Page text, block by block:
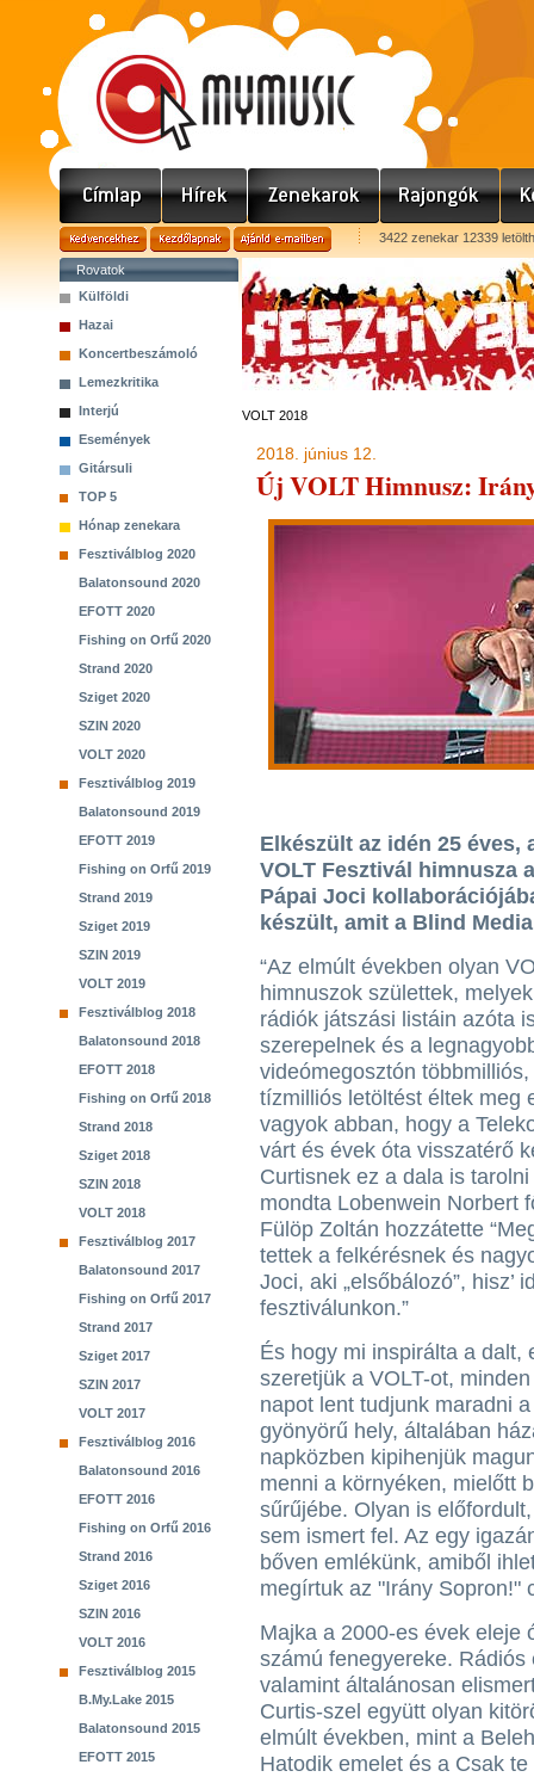
3422 zenekar 12339
Rovatok
Külföldi
Hazai
Koncertbeszámoló
Lemezkritika
Interjú
Események
Gitársuli
TOP 5
Hónap zenekara
Fesztiválblog 2020
Balatonsound 2020
EFOTT 2020
Fishing on Orfű 2020
Strand 2020
Sziget 2020
SZIN 2020
VOLT 2020
Fesztiválblog 2019
Balatonsound 2019
EFOTT 2019
Fishing on Orfű 2019
Strand 2019
Sziget 2019
SZIN 2019
VOLT 2019
Fesztiválblog 2018
Balatonsound 2018
EFOTT 2018
Fishing on Orfű 2018
Strand 2018
Sziget 2018
SZIN 2018
VOLT 2018
Fesztiválblog 2017
Balatonsound 2017
Fishing on Orfű 2017
Strand 2017
Sziget 2017
SZIN 2017
VOLT 2017
Fesztiválblog 2016
Balatonsound 2016
EFOTT 2016
Fishing on Orfű 2016
Strand 2016
Sziget 2016
SZIN 2016
VOLT 2016
Fesztiválblog 2015
B.My.Lake 2015
Balatonsound 2015
EFOTT 2015
VOLT 2018
2018. június 12.
Új VOLT Himnusz:
Elkészült az idén 25 éves,
VOLT Fesztivál himnusza
Pápai Joci
készült, amit a Blind
“Az elmúlt években olyan
himnuszok születtek,
rádiók játszási listáin azóta
szerepelnek és a
videómegosztón
tízmilliós letöltést éltek meg
vagyok abban, hogy a
várt és évek óta visszatérő
Curtisnek ez a dala is
mondta Lobenwein Norbert
Fülöp Zoltán hozzátette
tettek a felkérésnek és
Joci, aki „elsőbálozó”, hisz’
fesztiválunkon.”
És hogy mi inspirálta a dalt,
szeretjük a VOLT-ot,
napot lent tudjunk maradni
gyönyörű hely, általában
napközben kipihenjük
menni a környéken, mielőtt
sűrűjébe. Olyan is
sem ismert fel. Az egy
bőven emlékünk, amiből
megírtuk az "Irány Sopron!"
Majka a 2000-es évek eleje
számú fenegyereke.
valamint általánosan
Curtis-szel együtt olyan
elmúlt években, mint a
Hatodik emelet és a Csak